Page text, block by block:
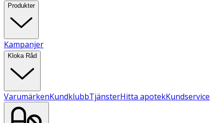
Produkter
Kampanjer
Kloka Råd
VarumärkenKundklubbTjänsterHitta apotekKundservice